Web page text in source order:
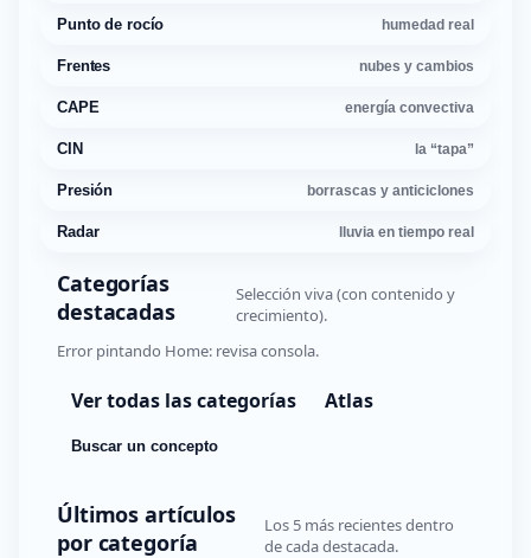
Punto de rocío humedad real
Frentes nubes y cambios
CAPE energía convectiva
CIN la “tapa”
Presión borrascas y anticiclones
Radar lluvia en tiempo real
Categorías
destacadas
Selección viva (con contenido y
crecimiento).
Error pintando Home: revisa consola.
Ver todas las categorías Atlas
Buscar un concepto
Últimos artículos
por categoría
Los 5 más recientes dentro
de cada destacada.